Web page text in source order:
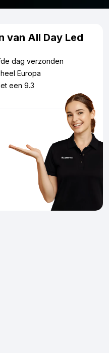
van All Day Led
dag verzonden
Europa
een 9.3